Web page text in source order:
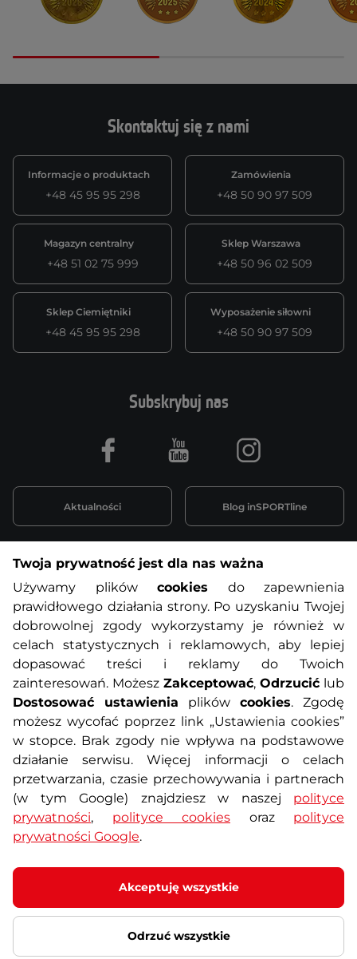
Skontaktuj się z nami
Informacje o produktach
+48 45 95 95 298
Zamówienia
+48 50 90 97 509
Magazyn centralny
+48 51 02 75 999
Sklep Warszawa
+48 50 96 02 509
Sklep Ciemiętniki
+48 45 95 95 298
Wyposażenie siłowni
+48 50 90 97 509
Informacje o zakupach
O nas Regulamin sklepu
Polityka prywatności Koszty przesyłek
Metody płatności Program lojalnościowy
Usługi dodatkowe Reklamacje i serwis
Formularz kontaktowy Wyposażenie siłowni
Subskrybuj nas
Aktualności Blog inSPORTline
Facebook Youtube Instagram
Twoja prywatność jest dla nas ważna
Używamy plików cookies do zapewnienia
prawidłowego działania strony. Po uzyskaniu Twojej
dobrowolnej zgody wykorzystamy je również w
celach statystycznych i reklamowych, aby lepiej
dopasować treści i reklamy do Twoich
zainteresowań. Możesz Zakceptować, Odrzucić lub
Dostosować ustawienia plików cookies. Zgodę
możesz wycofać poprzez link „Ustawienia cookies”
w stopce. Brak zgody nie wpływa na podstawowe
działanie serwisu. Więcej informacji o celach
przetwarzania, czasie przechowywania i partnerach
(w tym Google) znajdziesz w naszej polityce
prywatności, polityce cookies oraz polityce
prywatności Google.
Akceptuję wszystkie
Odrzuć wszystkie